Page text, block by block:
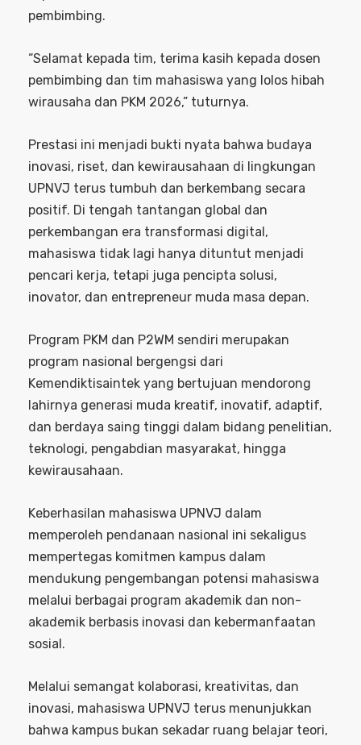
pembimbing.
“Selamat kepada tim, terima kasih kepada dosen
pembimbing dan tim mahasiswa yang lolos hibah
wirausaha dan PKM 2026,” tuturnya.
Prestasi ini menjadi bukti nyata bahwa budaya
inovasi, riset, dan kewirausahaan di lingkungan
UPNVJ terus tumbuh dan berkembang secara
positif. Di tengah tantangan global dan
perkembangan era transformasi digital,
mahasiswa tidak lagi hanya dituntut menjadi
pencari kerja, tetapi juga pencipta solusi,
inovator, dan entrepreneur muda masa depan.
Program PKM dan P2WM sendiri merupakan
program nasional bergengsi dari
Kemendiktisaintek yang bertujuan mendorong
lahirnya generasi muda kreatif, inovatif, adaptif,
dan berdaya saing tinggi dalam bidang penelitian,
teknologi, pengabdian masyarakat, hingga
kewirausahaan.
Keberhasilan mahasiswa UPNVJ dalam
memperoleh pendanaan nasional ini sekaligus
mempertegas komitmen kampus dalam
mendukung pengembangan potensi mahasiswa
melalui berbagai program akademik dan non-
akademik berbasis inovasi dan kebermanfaatan
sosial.
Melalui semangat kolaborasi, kreativitas, dan
inovasi, mahasiswa UPNVJ terus menunjukkan
bahwa kampus bukan sekadar ruang belajar teori,